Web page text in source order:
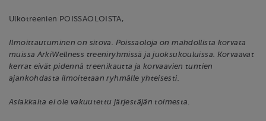
Ulkotreenien POISSAOLOISTA,
Ilmoittautuminen on sitova. Poissaoloja on mahdollista korvata
muissa ArkiWellness treeniryhmissä ja juoksukouluissa. Korvaavat
kerrat eivät pidennä treenikautta ja korvaavien tuntien
ajankohdasta ilmoitetaan ryhmälle yhteisesti.
Asiakkaita ei ole vakuutettu järjestäjän toimesta.